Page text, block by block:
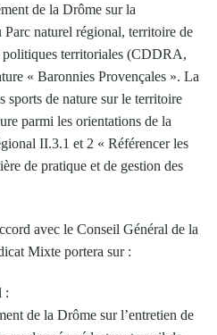
de la Drôme sur la
naturel régional, territoire de
politiques territoriales (CDDRA,
« Baronnies Provençales ». La
sports de nature sur le territoire
parmi les orientations de la
II.3.1 et 2 « Référencer les
de pratique et de gestion des
avec le Conseil Général de la
Mixte portera sur :
:
de la Drôme sur l’entretien de